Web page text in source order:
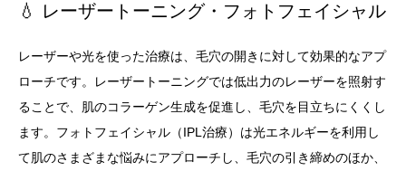
💧 レーザートーニング・フォトフェイシャル
レーザーや光を使った治療は、毛穴の開きに対して効果的なアプ
ローチです。レーザートーニングでは低出力のレーザーを照射す
ることで、肌のコラーゲン生成を促進し、毛穴を目立ちにくくし
ます。フォトフェイシャル（IPL治療）は光エネルギーを利用し
て肌のさまざまな悩みにアプローチし、毛穴の引き締めのほか、